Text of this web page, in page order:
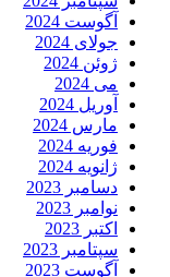
آگوست 2024
جولای 2024
ژوئن 2024
می 2024
آوریل 2024
مارس 2024
فوریه 2024
ژانویه 2024
دسامبر 2023
نوامبر 2023
اکتبر 2023
سپتامبر 2023
آگوست 2023